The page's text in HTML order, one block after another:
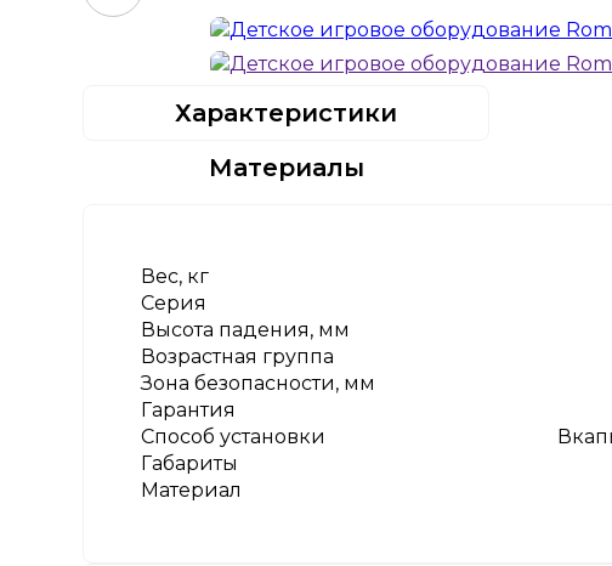
Характеристики
Материалы
Вес, кг
Серия
Высота падения, мм
Возрастная группа
Зона безопасности, мм
Гарантия
Способ установки
Габариты
Материал